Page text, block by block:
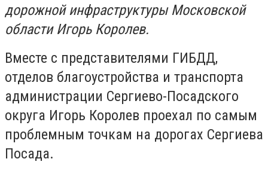
дорожной инфраструктуры Московской
области Игорь Королев.
Вместе с представителями ГИБДД,
отделов благоустройства и транспорта
администрации Сергиево-Посадского
округа Игорь Королев проехал по самым
проблемным точкам на дорогах Сергиева
Посада.